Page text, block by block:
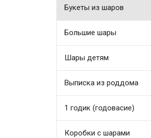
Букеты из шаров
Большие шары
Шары детям
Выписка из роддома
1 годик (годовасие)
Коробки с шарами